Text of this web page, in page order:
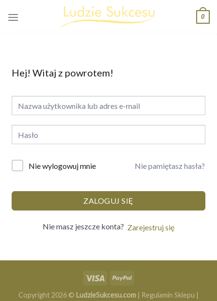
0
Hej! Witaj z powrotem!
Nie wylogowuj mnie Nie pamiętasz hasła?
ZALOGUJ SIĘ
Nie masz jeszcze konta? Zarejestruj się
Copyright 2026 © LudzieSukcesu.com | Regulamin Sklepu |